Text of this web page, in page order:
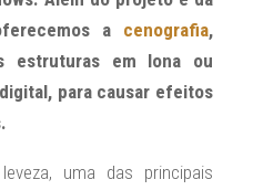
a cenografia,
estruturas em lona ou
para causar efeitos
uma das principais